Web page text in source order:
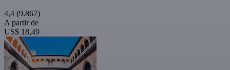
4,4 (9.867)
A partir de
US$ 18,49